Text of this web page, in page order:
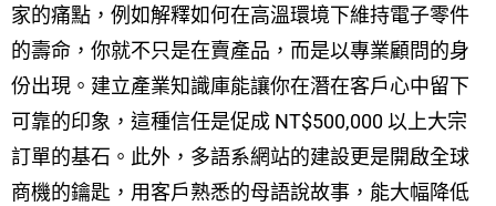
家的痛點，例如解釋如何在高溫環境下維持電子零件
的壽命，你就不只是在賣產品，而是以專業顧問的身
份出現。建立產業知識庫能讓你在潛在客戶心中留下
可靠的印象，這種信任是促成 NT$500,000 以上大宗
訂單的基石。此外，多語系網站的建設更是開啟全球
商機的鑰匙，用客戶熟悉的母語說故事，能大幅降低